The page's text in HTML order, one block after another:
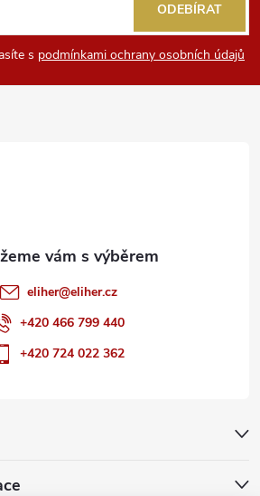
s podmínkami ochrany osobních údajů
ODEBÍRAT
eliher@eliher.cz
+420 466 799 440
+420 724 022 362